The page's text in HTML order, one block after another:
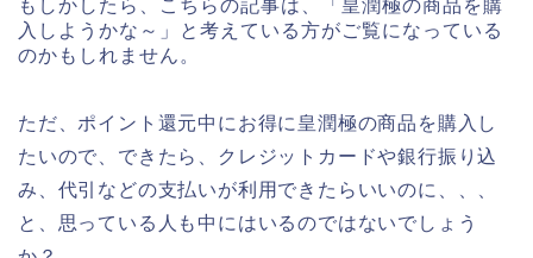
もしかしたら、こちらの記事は、「皇潤極の商品を購
入しようかな～」と考えている方がご覧になっている
のかもしれません。
ただ、ポイント還元中にお得に皇潤極の商品を購入し
たいので、できたら、クレジットカードや銀行振り込
み、代引などの支払いが利用できたらいいのに、、、
と、思っている人も中にはいるのではないでしょう